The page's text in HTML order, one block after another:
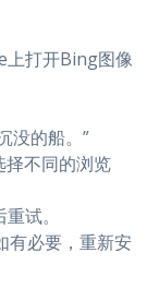
打开Bing图像
没的船。”
择不同的浏览
试。
有必要，重新安